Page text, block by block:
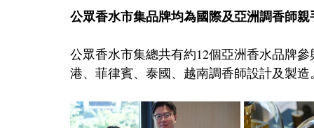
公眾香水市集品牌均為國際及亞洲調香師親
公眾香水市集總共有約12個亞洲香水品牌
港、菲律賓、泰國、越南調香師設計及製